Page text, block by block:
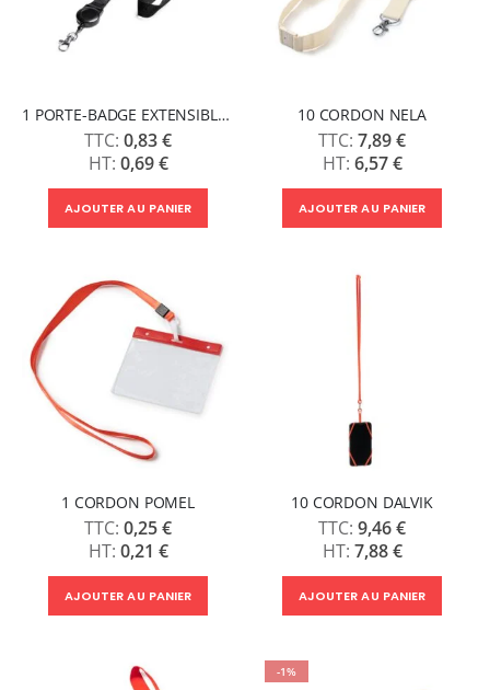
1 PORTE-BADGE EXTENSIBLE SUMBA
0,83 €
0,69 €
AJOUTER AU PANIER
10 CORDON NELA
7,89 €
6,57 €
AJOUTER AU PANIER
1 CORDON POMEL
0,25 €
0,21 €
AJOUTER AU PANIER
10 CORDON DALVIK
9,46 €
7,88 €
AJOUTER AU PANIER
-1%